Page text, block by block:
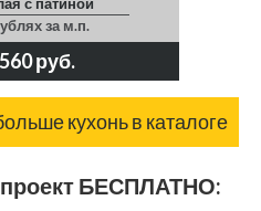
за м.п.
руб.
кухонь в каталоге
БЕСПЛАТНО: